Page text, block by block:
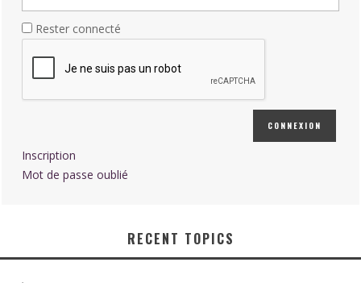
Rester connecté
CONNEXION
Inscription
Mot de passe oublié
RECENT TOPICS